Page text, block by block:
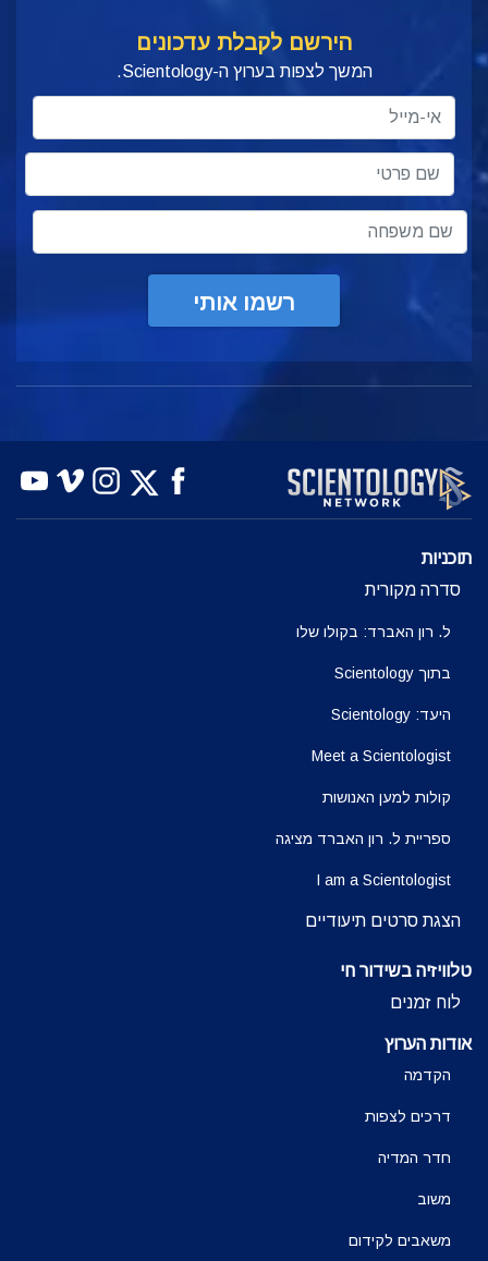
הירשם לקבלת עדכונים
המשך לצפות בערוץ ה-Scientology.
רשמו אותי
תוכניות
סדרה מקורית
ל. רון האברד: בקולו שלו
בתוך Scientology
היעד: Scientology
Meet a Scientologist
קולות למען האנושות
ספריית ל. רון האברד מציגה
I am a Scientologist
הצגת סרטים תיעודיים
טלוויזיה בשידור חי
לוח זמנים
אודות הערוץ
הקדמה
דרכים לצפות
חדר המדיה
משוב
משאבים לקידום